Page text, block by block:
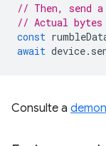
// Then, send a
// Actual bytes
const
await device.
Consulte a